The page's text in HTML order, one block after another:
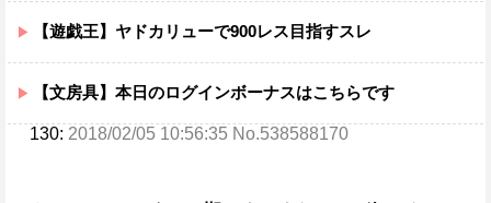
【遊戯王】ヤドカリューで900レス目指すスレ
【文房具】本日のログインボーナスはこちらです
130: 2018/02/05 10:56:35 No.538588170